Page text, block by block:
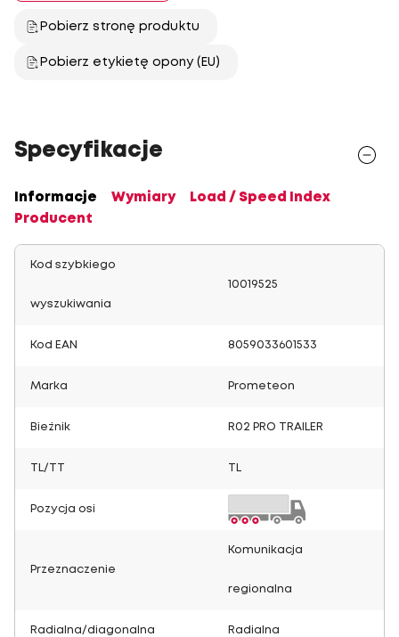
Pobierz stronę produktu
Pobierz etykietę opony (EU)
Specyfikacje
Informacje Wymiary
Load / Speed Index
Producent
Kod szybkiego
wyszukiwania
10019525
Kod EAN 8059033601533
Marka Prometeon
Bieżnik R02 PRO TRAILER
TL/TT
Pozycja osi
Przeznaczenie
Komunikacja
regionalna
Radialna/diagonalna Radialna